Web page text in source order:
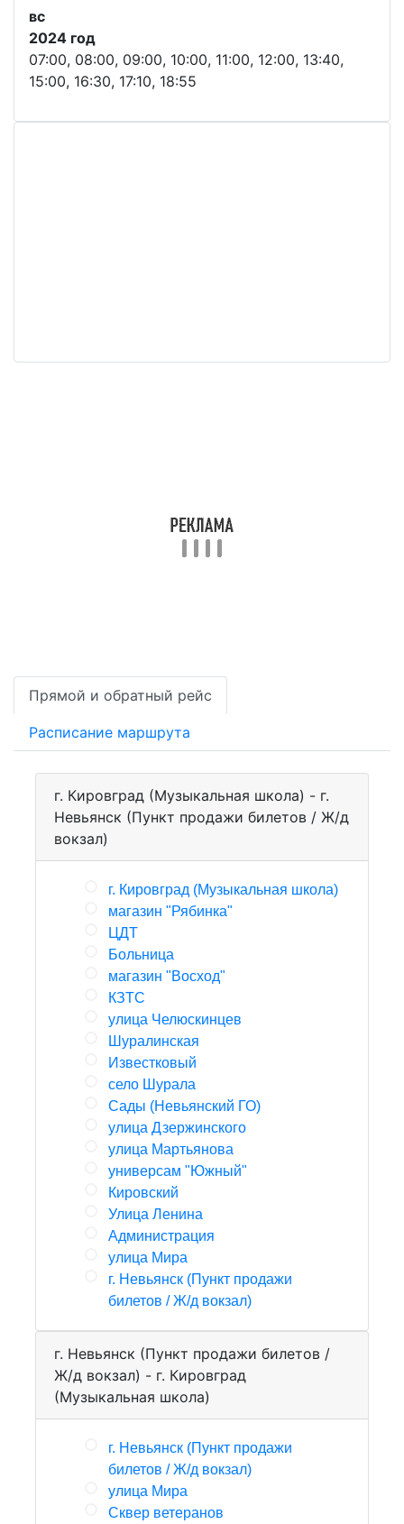
вс
2024 год
07:00, 08:00, 09:00, 10:00, 11:00, 12:00, 13:40,
15:00, 16:30, 17:10, 18:55
Прямой и обратный рейс
Расписание маршрута
г. Кировград (Музыкальная школа) - г.
Невьянск (Пункт продажи билетов / Ж/д
вокзал)
г. Кировград (Музыкальная школа)
магазин "Рябинка"
ЦДТ
Больница
магазин "Восход"
КЗТС
улица Челюскинцев
Шуралинская
Известковый
село Шурала
Сады (Невьянский ГО)
улица Дзержинского
улица Мартьянова
универсам "Южный"
Кировский
Улица Ленина
Администрация
улица Мира
г. Невьянск (Пункт продажи
билетов / Ж/д вокзал)
г. Невьянск (Пункт продажи билетов /
Ж/д вокзал) - г. Кировград
(Музыкальная школа)
г. Невьянск (Пункт продажи
билетов / Ж/д вокзал)
улица Мира
Сквер ветеранов